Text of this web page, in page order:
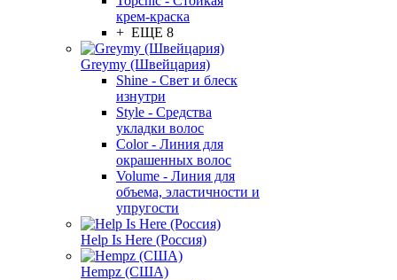
крем-краска
+ ЕЩЕ 8
Greymy (Швейцария)
Shine - Свет и блеск
изнутри
Style - Средства
укладки волос
Color - Линия для
окрашенных волос
Volume - Линия для
объема, эластичности и
упругости
Help Is Here (Россия)
Hempz (США)